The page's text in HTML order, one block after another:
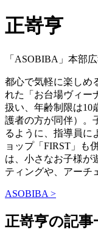
正嵜亨
「ASOBIBA」本部
都心で気軽に楽しめ
れた「お台場ヴィー
扱い、年齢制限は
護者の方が同伴）。
るように、指導員に
ョップ「FIRST」も
は、小さなお子様が
ティングや、アーチ
ASOBIBA >
正嵜亨の記事